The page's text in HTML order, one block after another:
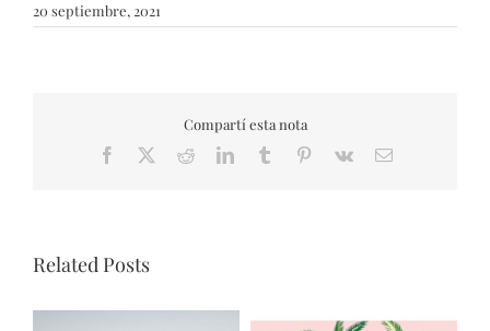
20 septiembre, 2021
Compartí esta nota
Facebook RedditLinkedInTumblr Pinterest
Vk Email
Related Posts